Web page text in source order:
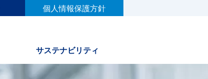
個人情報保護方針
サステナビリティ